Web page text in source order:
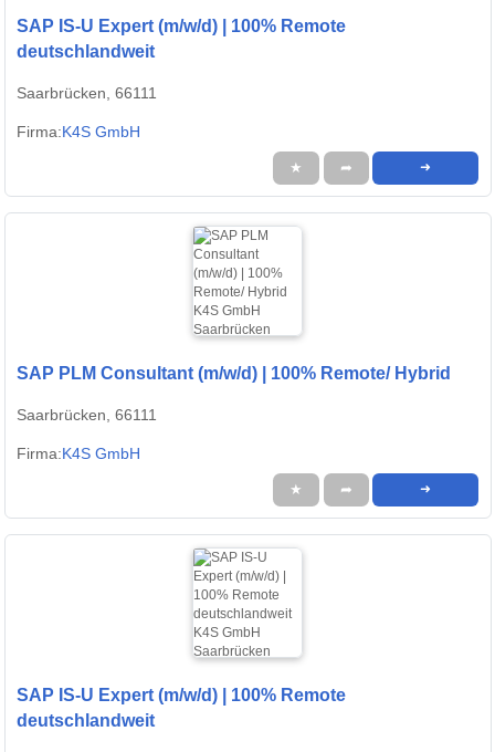
SAP IS-U Expert (m/w/d) | 100% Remote
deutschlandweit
Saarbrücken, 66111
Firma:K4S GmbH
★ ➦ ➜
SAP PLM Consultant (m/w/d) | 100% Remote/ Hybrid
Saarbrücken, 66111
Firma:K4S GmbH
★ ➦ ➜
SAP IS-U Expert (m/w/d) | 100% Remote
deutschlandweit